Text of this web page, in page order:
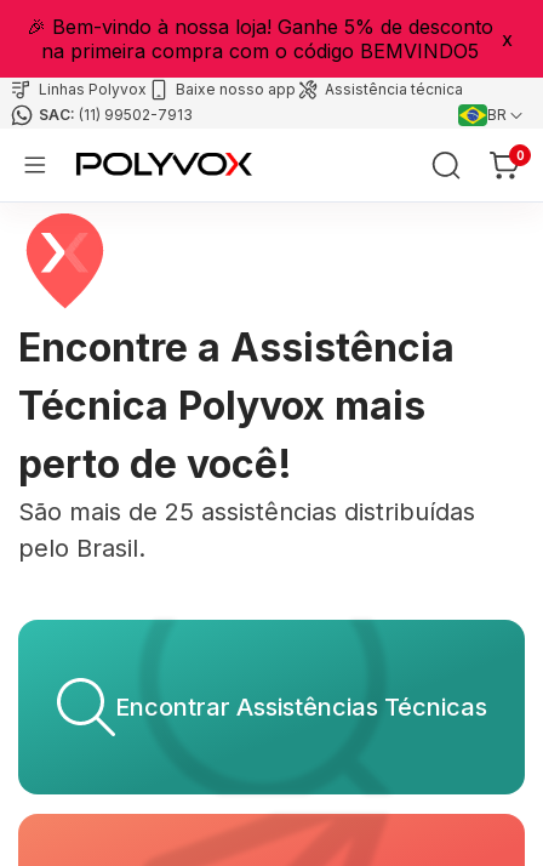
🎉 Bem-vindo à nossa loja! Ganhe 5% de desconto
na primeira compra com o código BEMVINDO5
x
Linhas Polyvox Baixe nosso app
Assistência técnica
(11) 99502-7913
BR
0
Encontre a Assistência
Técnica Polyvox mais
perto de você!
São mais de 25 assistências distribuídas
pelo Brasil.
Encontrar Assistências Técnicas